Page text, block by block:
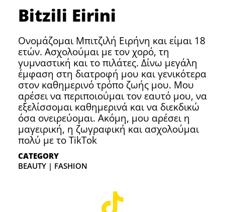
Bitzili Eirini
Ονομάζομαι Μπιτζιλή Ειρήνη και είμαι 18
ετών. Ασχολούμαι με τον χορό, τη
γυμναστική και το πιλάτες. Δίνω μεγάλη
έμφαση στη διατροφή μου και γενικότερα
στον καθημερινό τρόπο ζωής μου. Μου
αρέσει να περιποιούμαι τον εαυτό μου, να
εξελίσσομαι καθημερινά και να διεκδικώ
όσα ονειρεύομαι. Ακόμη, μου αρέσει η
μαγειρική, η ζωγραφική και ασχολούμαι
πολύ με το TikTok
CATEGORY
BEAUTY | FASHION